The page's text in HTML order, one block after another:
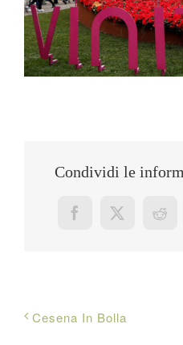
Condividi le
Facebook
X
Cesena In Bolla